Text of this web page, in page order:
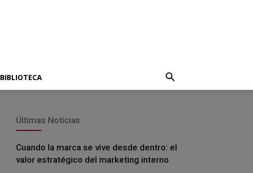
BIBLIOTECA
Últimas Noticias
Cuando la marca se vive desde dentro: el
valor estratégico del marketing interno